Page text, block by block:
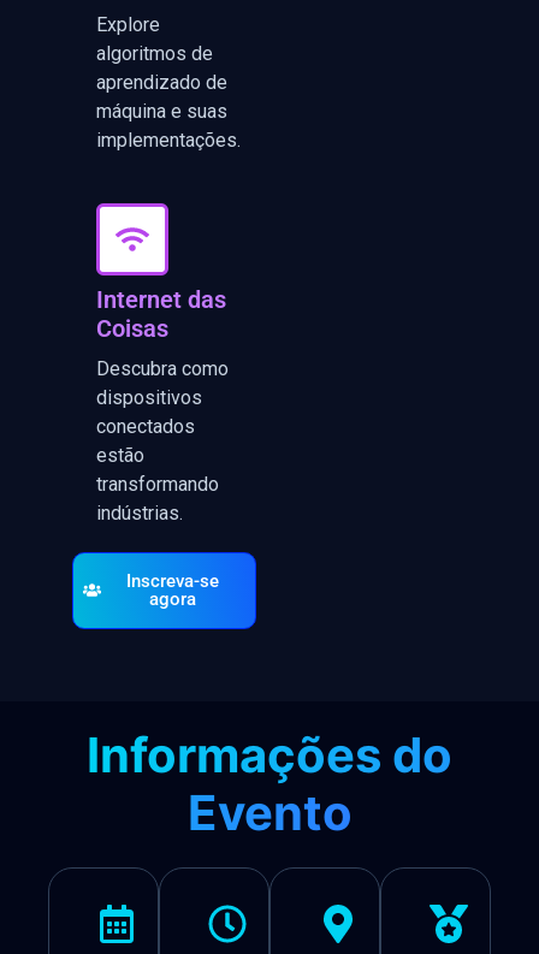
Explore
algoritmos de
aprendizado de
máquina e suas
implementações.
Internet das
Coisas
Descubra como
dispositivos
conectados
estão
transformando
indústrias.
Inscreva-se
agora
Informações do
Evento